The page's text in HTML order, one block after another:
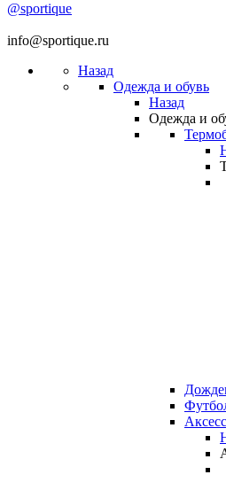
@sportique
info@sportique.ru
Назад
Одежда и обувь
Назад
Одежда и